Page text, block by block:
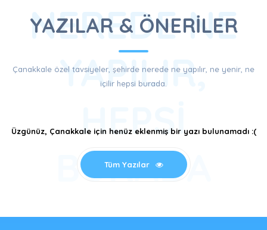
YAZILAR & ÖNERİLER
NEREDE NE
YAPILIR,
HEPSI
BURADA
Çanakkale özel tavsiyeler, şehirde nerede ne yapılır, ne yenir, ne
içilir hepsi burada.
Üzgünüz, Çanakkale için henüz eklenmiş bir yazı bulunamadı :(
Tüm Yazılar